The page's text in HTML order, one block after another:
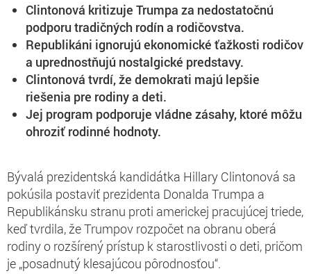
Clintonová kritizuje Trumpa za nedostatočnú
podporu tradičných rodín a rodičovstva.
Republikáni ignorujú ekonomické ťažkosti rodičov
a uprednostňujú nostalgické predstavy.
Clintonová tvrdí, že demokrati majú lepšie
riešenia pre rodiny a deti.
Jej program podporuje vládne zásahy, ktoré môžu
ohroziť rodinné hodnoty.
Bývalá prezidentská kandidátka Hillary Clintonová sa
pokúsila postaviť prezidenta Donalda Trumpa a
Republikánsku stranu proti americkej pracujúcej triede,
keď tvrdila, že Trumpov rozpočet na obranu oberá
rodiny o rozšírený prístup k starostlivosti o deti, pričom
je „posadnutý klesajúcou pôrodnosťou“.